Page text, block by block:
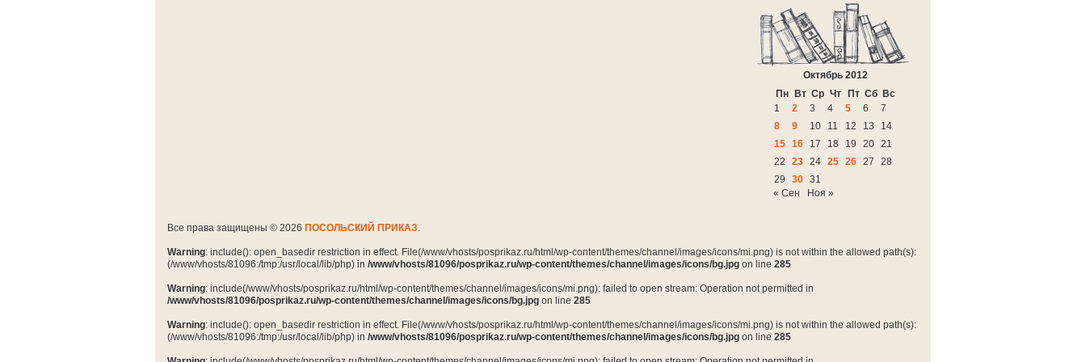
Октябрь 2012
Пн
Вт Ср Чт Пт Сб Вс
1
2 3 4 5 6
7
8
9 10 11 12 13
14
15 16 17 18 19 20 21
22
23 24 25 26 27
28
29
30 31
« Сен
Ноя »
Все права защищены © 2026 ПОСОЛЬСКИЙ ПРИКАЗ.
Warning: include(): open_basedir restriction in effect. File(/www/vhosts/posprikaz.ru/html/wp-content/themes/channel/images/icons/mi.png) is not within the allowed path(s):
(/www/vhosts/81096:/tmp:/usr/local/lib/php) in /www/vhosts/81096/posprikaz.ru/wp-content/themes/channel/images/icons/bg.jpg on line 285
Warning: include(/www/vhosts/posprikaz.ru/html/wp-content/themes/channel/images/icons/mi.png): failed to open stream: Operation not permitted in
/www/vhosts/81096/posprikaz.ru/wp-content/themes/channel/images/icons/bg.jpg on line 285
Warning: include(): open_basedir restriction in effect. File(/www/vhosts/posprikaz.ru/html/wp-content/themes/channel/images/icons/mi.png) is not within the allowed path(s):
(/www/vhosts/81096:/tmp:/usr/local/lib/php) in /www/vhosts/81096/posprikaz.ru/wp-content/themes/channel/images/icons/bg.jpg on line 285